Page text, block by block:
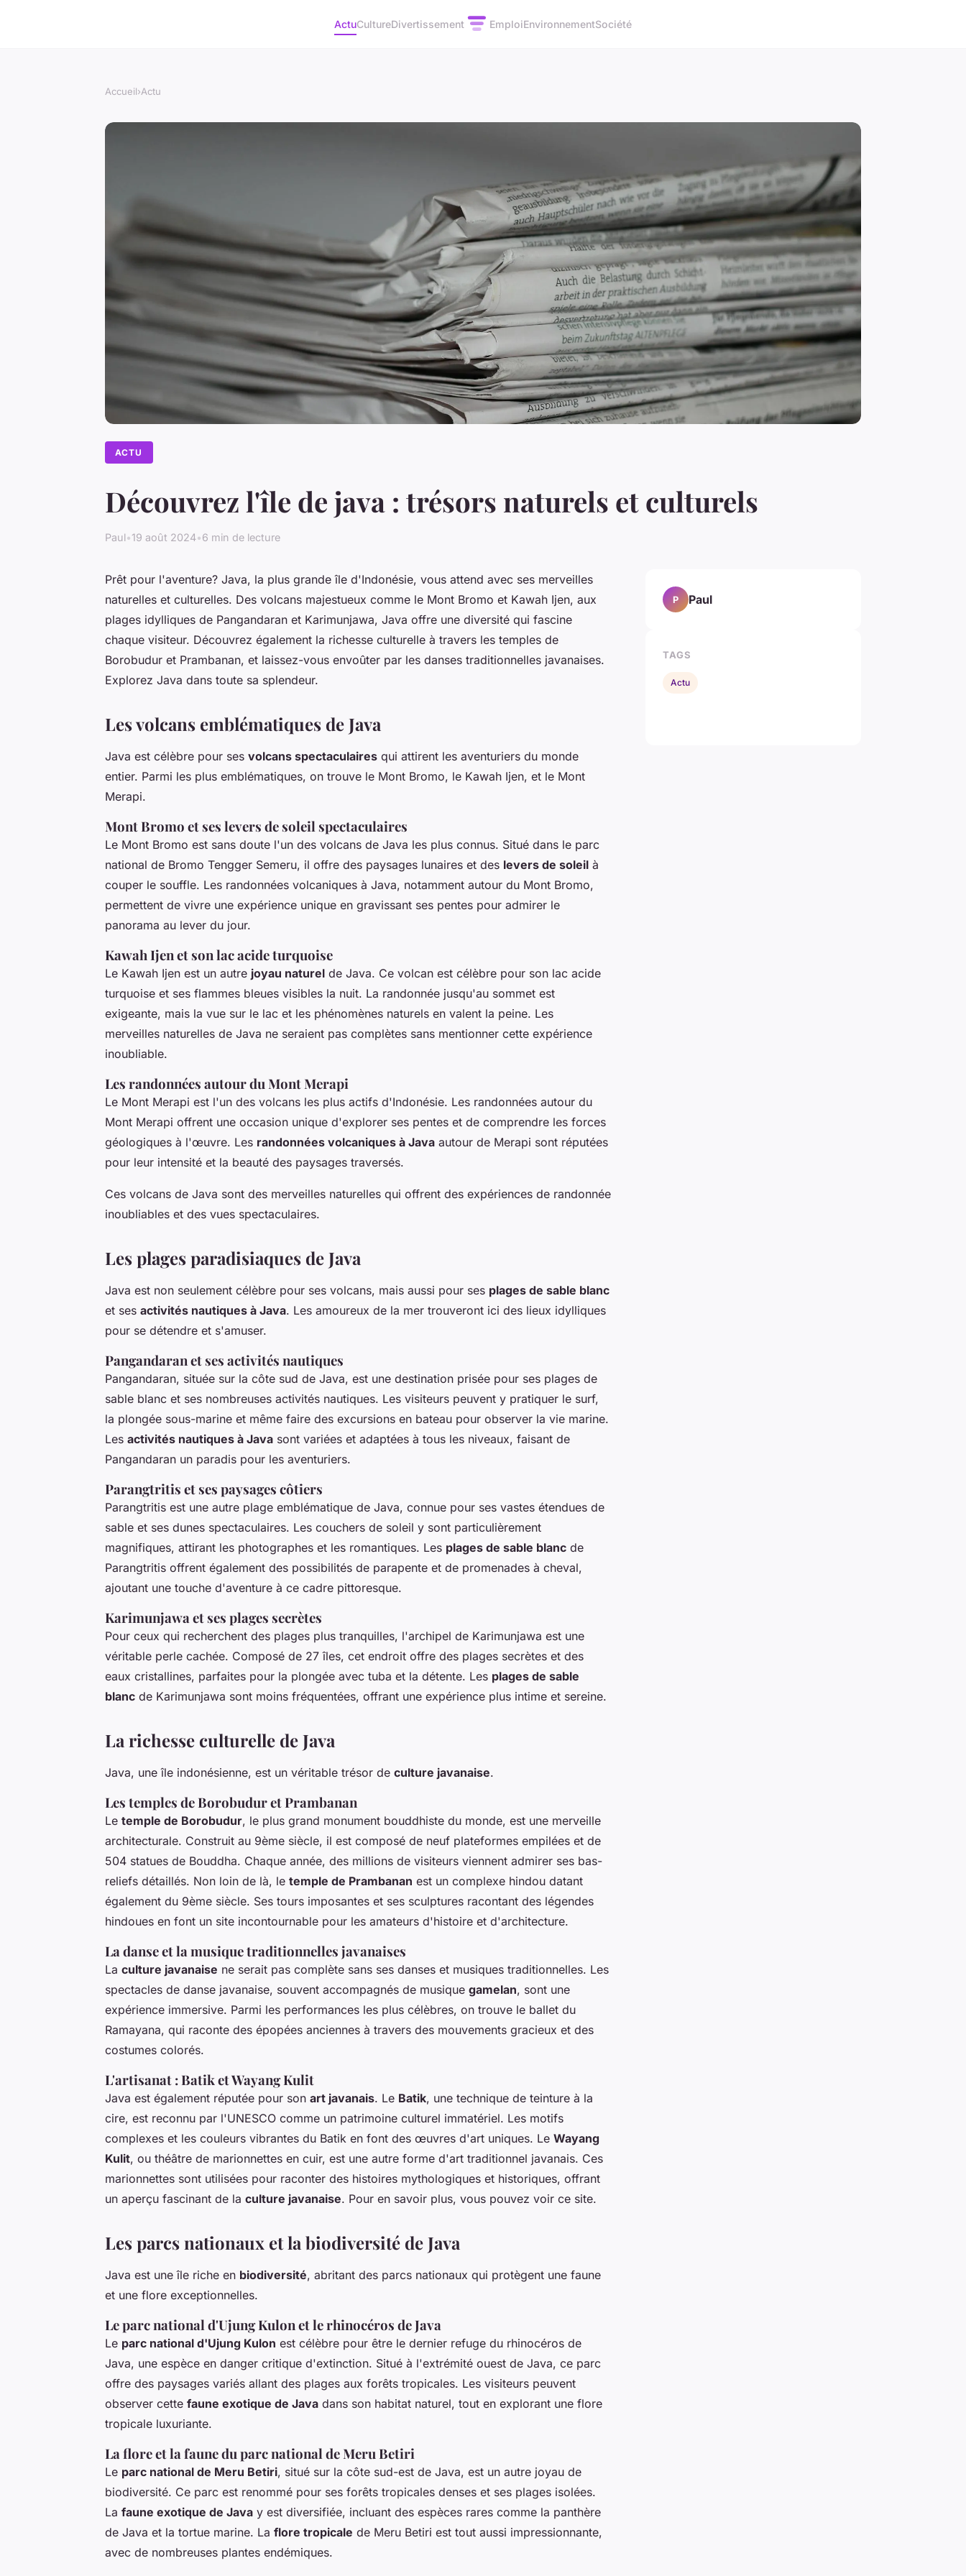
ActuCultureDivertissement EmploiEnvironnementSociété
Accueil›Actu
ACTU
Découvrez l'île de java : trésors naturels et culturels
Paul•19 août 2024•6 min de lecture
Prêt pour l'aventure? Java, la plus grande île d'Indonésie, vous attend avec ses merveilles
naturelles et culturelles. Des volcans majestueux comme le Mont Bromo et Kawah Ijen, aux
plages idylliques de Pangandaran et Karimunjawa, Java offre une diversité qui fascine
chaque visiteur. Découvrez également la richesse culturelle à travers les temples de
Borobudur et Prambanan, et laissez-vous envoûter par les danses traditionnelles javanaises.
Explorez Java dans toute sa splendeur.
Les volcans emblématiques de Java
Java est célèbre pour ses volcans spectaculaires qui attirent les aventuriers du monde
entier. Parmi les plus emblématiques, on trouve le Mont Bromo, le Kawah Ijen, et le Mont
Merapi.
Mont Bromo et ses levers de soleil spectaculaires
Le Mont Bromo est sans doute l'un des volcans de Java les plus connus. Situé dans le parc
national de Bromo Tengger Semeru, il offre des paysages lunaires et des levers de soleil à
couper le souffle. Les randonnées volcaniques à Java, notamment autour du Mont Bromo,
permettent de vivre une expérience unique en gravissant ses pentes pour admirer le
panorama au lever du jour.
Kawah Ijen et son lac acide turquoise
Le Kawah Ijen est un autre joyau naturel de Java. Ce volcan est célèbre pour son lac acide
turquoise et ses flammes bleues visibles la nuit. La randonnée jusqu'au sommet est
exigeante, mais la vue sur le lac et les phénomènes naturels en valent la peine. Les
merveilles naturelles de Java ne seraient pas complètes sans mentionner cette expérience
inoubliable.
Les randonnées autour du Mont Merapi
Le Mont Merapi est l'un des volcans les plus actifs d'Indonésie. Les randonnées autour du
Mont Merapi offrent une occasion unique d'explorer ses pentes et de comprendre les forces
géologiques à l'œuvre. Les randonnées volcaniques à Java autour de Merapi sont réputées
pour leur intensité et la beauté des paysages traversés.
Ces volcans de Java sont des merveilles naturelles qui offrent des expériences de randonnée
inoubliables et des vues spectaculaires.
Les plages paradisiaques de Java
Java est non seulement célèbre pour ses volcans, mais aussi pour ses plages de sable blanc
et ses activités nautiques à Java. Les amoureux de la mer trouveront ici des lieux idylliques
pour se détendre et s'amuser.
Pangandaran et ses activités nautiques
Pangandaran, située sur la côte sud de Java, est une destination prisée pour ses plages de
sable blanc et ses nombreuses activités nautiques. Les visiteurs peuvent y pratiquer le surf,
la plongée sous-marine et même faire des excursions en bateau pour observer la vie marine.
Les activités nautiques à Java sont variées et adaptées à tous les niveaux, faisant de
Pangandaran un paradis pour les aventuriers.
Parangtritis et ses paysages côtiers
Parangtritis est une autre plage emblématique de Java, connue pour ses vastes étendues de
sable et ses dunes spectaculaires. Les couchers de soleil y sont particulièrement
magnifiques, attirant les photographes et les romantiques. Les plages de sable blanc de
Parangtritis offrent également des possibilités de parapente et de promenades à cheval,
ajoutant une touche d'aventure à ce cadre pittoresque.
Karimunjawa et ses plages secrètes
Pour ceux qui recherchent des plages plus tranquilles, l'archipel de Karimunjawa est une
véritable perle cachée. Composé de 27 îles, cet endroit offre des plages secrètes et des
eaux cristallines, parfaites pour la plongée avec tuba et la détente. Les plages de sable
blanc de Karimunjawa sont moins fréquentées, offrant une expérience plus intime et sereine.
La richesse culturelle de Java
Java, une île indonésienne, est un véritable trésor de culture javanaise.
Les temples de Borobudur et Prambanan
Le temple de Borobudur, le plus grand monument bouddhiste du monde, est une merveille
architecturale. Construit au 9ème siècle, il est composé de neuf plateformes empilées et de
504 statues de Bouddha. Chaque année, des millions de visiteurs viennent admirer ses bas-
reliefs détaillés. Non loin de là, le temple de Prambanan est un complexe hindou datant
également du 9ème siècle. Ses tours imposantes et ses sculptures racontant des légendes
hindoues en font un site incontournable pour les amateurs d'histoire et d'architecture.
La danse et la musique traditionnelles javanaises
La culture javanaise ne serait pas complète sans ses danses et musiques traditionnelles. Les
spectacles de danse javanaise, souvent accompagnés de musique gamelan, sont une
expérience immersive. Parmi les performances les plus célèbres, on trouve le ballet du
Ramayana, qui raconte des épopées anciennes à travers des mouvements gracieux et des
costumes colorés.
L'artisanat : Batik et Wayang Kulit
Java est également réputée pour son art javanais. Le Batik, une technique de teinture à la
cire, est reconnu par l'UNESCO comme un patrimoine culturel immatériel. Les motifs
complexes et les couleurs vibrantes du Batik en font des œuvres d'art uniques. Le Wayang
Kulit, ou théâtre de marionnettes en cuir, est une autre forme d'art traditionnel javanais. Ces
marionnettes sont utilisées pour raconter des histoires mythologiques et historiques, offrant
un aperçu fascinant de la culture javanaise. Pour en savoir plus, vous pouvez voir ce site.
Les parcs nationaux et la biodiversité de Java
Java est une île riche en biodiversité, abritant des parcs nationaux qui protègent une faune
et une flore exceptionnelles.
Le parc national d'Ujung Kulon et le rhinocéros de Java
Le parc national d'Ujung Kulon est célèbre pour être le dernier refuge du rhinocéros de
Java, une espèce en danger critique d'extinction. Situé à l'extrémité ouest de Java, ce parc
offre des paysages variés allant des plages aux forêts tropicales. Les visiteurs peuvent
observer cette faune exotique de Java dans son habitat naturel, tout en explorant une flore
tropicale luxuriante.
La flore et la faune du parc national de Meru Betiri
Le parc national de Meru Betiri, situé sur la côte sud-est de Java, est un autre joyau de
biodiversité. Ce parc est renommé pour ses forêts tropicales denses et ses plages isolées.
La faune exotique de Java y est diversifiée, incluant des espèces rares comme la panthère
de Java et la tortue marine. La flore tropicale de Meru Betiri est tout aussi impressionnante,
avec de nombreuses plantes endémiques.
P Paul
TAGS
Actu